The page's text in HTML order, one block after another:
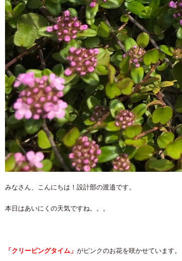
みなさん、こんにちは！設計部の渡邉です。
本日はあいにくの天気ですね。。。
「クリーピングタイム」 がピンクのお花を咲かせています。